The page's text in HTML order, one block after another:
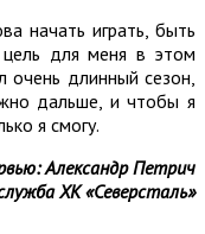
начать играть, быть
для меня в этом
длинный сезон,
дальше, и чтобы я
я смогу.
Александр Петрич
ХК «Северсталь»